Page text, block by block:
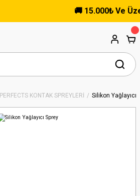
🚚 15.000₺ Ve
PERFECTS KONTAK SPREYLERİ Silikon Yağlayıcı